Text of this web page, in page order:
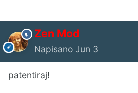
Zen Mod
Napisano Jun 3
patentiraj!